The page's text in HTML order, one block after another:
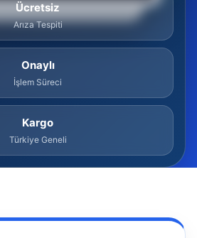
Ücretsiz
Arıza Tespiti
Onaylı
İşlem Süreci
Kargo
Türkiye Geneli